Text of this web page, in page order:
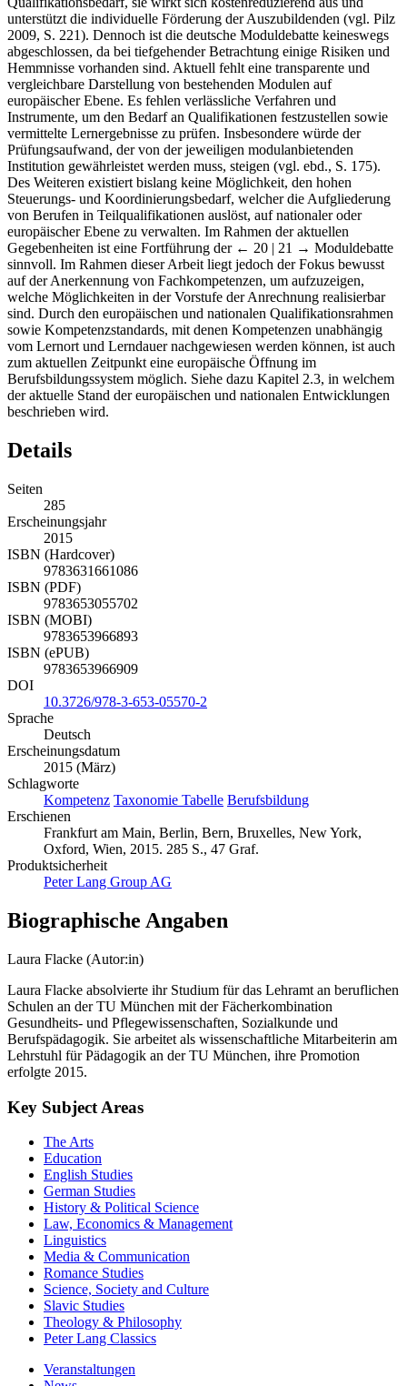
unterstützt die individuelle Förderung der Auszubildenden (vgl. Pilz
2009, S. 221). Dennoch ist die deutsche Moduldebatte keineswegs
abgeschlossen, da bei tiefgehender Betrachtung einige Risiken und
Hemmnisse vorhanden sind. Aktuell fehlt eine transparente und
vergleichbare Darstellung von bestehenden Modulen auf
europäischer Ebene. Es fehlen verlässliche Verfahren und
Instrumente, um den Bedarf an Qualifikationen festzustellen sowie
vermittelte Lernergebnisse zu prüfen. Insbesondere würde der
Prüfungsaufwand, der von der jeweiligen modulanbietenden
Institution gewährleistet werden muss, steigen (vgl. ebd., S. 175).
Des Weiteren existiert bislang keine Möglichkeit, den hohen
Steuerungs- und Koordinierungsbedarf, welcher die Aufgliederung
von Berufen in Teilqualifikationen auslöst, auf nationaler oder
europäischer Ebene zu verwalten. Im Rahmen der aktuellen
Gegebenheiten ist eine Fortführung der ← 20 | 21 → Moduldebatte
sinnvoll. Im Rahmen dieser Arbeit liegt jedoch der Fokus bewusst
auf der Anerkennung von Fachkompetenzen, um aufzuzeigen,
welche Möglichkeiten in der Vorstufe der Anrechnung realisierbar
sind. Durch den europäischen und nationalen Qualifikationsrahmen
sowie Kompetenzstandards, mit denen Kompetenzen unabhängig
vom Lernort und Lerndauer nachgewiesen werden können, ist auch
zum aktuellen Zeitpunkt eine europäische Öffnung im
Berufsbildungssystem möglich. Siehe dazu Kapitel 2.3, in welchem
der aktuelle Stand der europäischen und nationalen Entwicklungen
beschrieben wird.
Details
Seiten
285
Erscheinungsjahr
2015
ISBN (Hardcover)
9783631661086
ISBN (PDF)
9783653055702
ISBN (MOBI)
9783653966893
ISBN (ePUB)
9783653966909
DOI
10.3726/978-3-653-05570-2
Sprache
Deutsch
Erscheinungsdatum
2015 (März)
Schlagworte
Kompetenz Taxonomie Tabelle Berufsbildung
Erschienen
Frankfurt am Main, Berlin, Bern, Bruxelles, New York,
Oxford, Wien, 2015. 285 S., 47 Graf.
Produktsicherheit
Peter Lang Group AG
Biographische Angaben
Laura Flacke (Autor:in)
Laura Flacke absolvierte ihr Studium für das Lehramt an beruflichen
Schulen an der TU München mit der Fächerkombination
Gesundheits- und Pflegewissenschaften, Sozialkunde und
Berufspädagogik. Sie arbeitet als wissenschaftliche Mitarbeiterin am
Lehrstuhl für Pädagogik an der TU München, ihre Promotion
erfolgte 2015.
Key Subject Areas
The Arts
Education
English Studies
German Studies
History & Political Science
Law, Economics & Management
Linguistics
Media & Communication
Romance Studies
Science, Society and Culture
Slavic Studies
Theology & Philosophy
Peter Lang Classics
Veranstaltungen